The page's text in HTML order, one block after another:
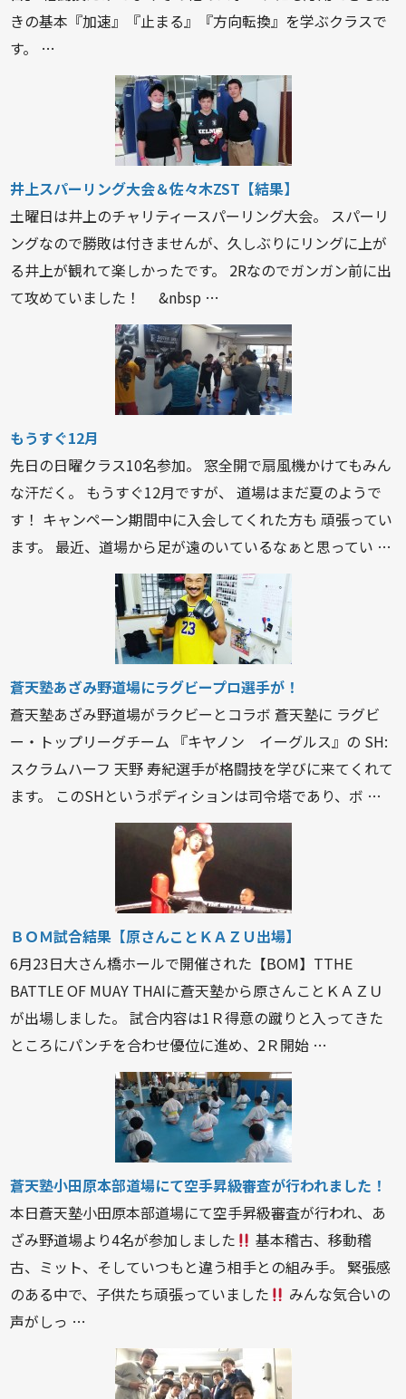
きの基本『加速』『止まる』『方向転換』を学ぶクラスで
す。 …
井上スパーリング大会＆佐々木ZST【結果】
土曜日は井上のチャリティースパーリング大会。 スパーリ
ングなので勝敗は付きませんが、久しぶりにリングに上が
る井上が観れて楽しかったです。 2Rなのでガンガン前に出
て攻めていました！ &nbsp …
もうすぐ12月
先日の日曜クラス10名参加。 窓全開で扇風機かけてもみん
な汗だく。 もうすぐ12月ですが、 道場はまだ夏のようで
す！ キャンペーン期間中に入会してくれた方も 頑張ってい
ます。 最近、道場から足が遠のいているなぁと思ってい …
蒼天塾あざみ野道場にラグビープロ選手が！
蒼天塾あざみ野道場がラクビーとコラボ 蒼天塾に ラグビ
ー・トップリーグチーム 『キヤノン イーグルス』の SH:
スクラムハーフ 天野 寿紀選手が格闘技を学びに来てくれて
ます。 このSHというポディションは司令塔であり、ボ …
ＢＯＭ試合結果【原さんことＫＡＺＵ出場】
6月23日大さん橋ホールで開催された【BOM】TTHE
BATTLE OF MUAY THAIに蒼天塾から原さんことＫＡＺＵ
が出場しました。 試合内容は1Ｒ得意の蹴りと入ってきた
ところにパンチを合わせ優位に進め、2Ｒ開始 …
蒼天塾小田原本部道場にて空手昇級審査が行われました！
本日蒼天塾小田原本部道場にて空手昇級審査が行われ、あ
ざみ野道場より4名が参加しました
基本稽古、移動稽
古、ミット、そしていつもと違う相手との組み手。 緊張感
のある中で、子供たち頑張っていました
みんな気合いの
声がしっ …